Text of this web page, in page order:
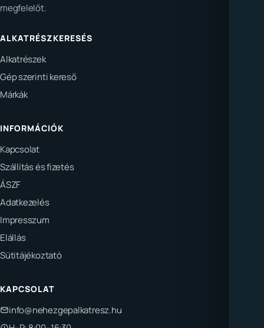
megfelelőt.
ALKATRÉSZKERESÉS
Alkatrészek
Gép szerinti kereső
Márkák
INFORMÁCIÓK
Kapcsolat
Szállítás és fizetés
ÁSZF
Adatkezelés
Impresszum
Elállás
Sütitájékoztató
KAPCSOLAT
info@nehezgepalkatresz.hu